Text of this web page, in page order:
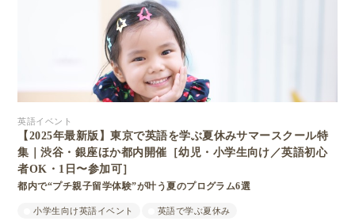
英語イベント
【2025年最新版】東京で英語を学ぶ夏休みサマースクール特
集｜渋谷・銀座ほか都内開催［幼児・小学生向け／英語初心
者OK・1日〜参加可］
都内で“プチ親子留学体験”が叶う夏のプログラム6選
小学生向け英語イベント 英語で学ぶ夏休み